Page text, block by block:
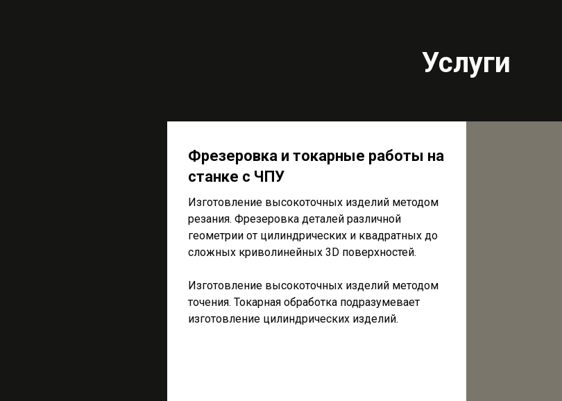
Услуги
Фрезеровка и токарные работы на
станке с ЧПУ
Изготовление высокоточных изделий методом
резания. Фрезеровка деталей различной
геометрии от цилиндрических и квадратных до
сложных криволинейных 3D поверхностей.
Изготовление высокоточных изделий методом
точения. Токарная обработка подразумевает
изготовление цилиндрических изделий.